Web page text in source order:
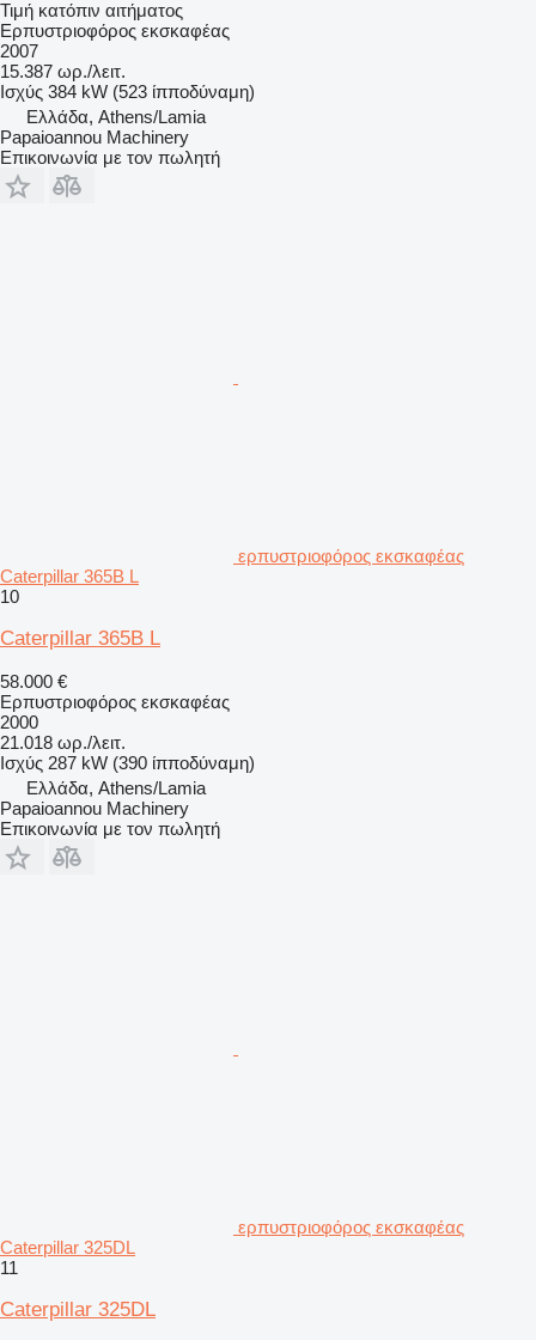
Τιμή κατόπιν αιτήματος
Ερπυστριοφόρος εκσκαφέας
2007
15.387 ωρ./λειτ.
Ισχύς 384 kW (523 ίπποδύναμη)
Ελλάδα, Athens/Lamia
Papaioannou Machinery
Επικοινωνία με τον πωλητή
ερπυστριοφόρος εκσκαφέας
Caterpillar 365B L
10
Caterpillar 365B L
58.000 €
Ερπυστριοφόρος εκσκαφέας
2000
21.018 ωρ./λειτ.
Ισχύς 287 kW (390 ίπποδύναμη)
Ελλάδα, Athens/Lamia
Papaioannou Machinery
Επικοινωνία με τον πωλητή
ερπυστριοφόρος εκσκαφέας
Caterpillar 325DL
11
Caterpillar 325DL